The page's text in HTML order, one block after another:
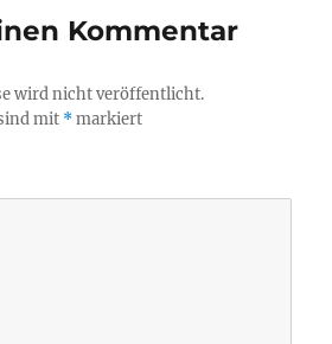
Kommentar
wird nicht veröffentlicht.
mit *markiert